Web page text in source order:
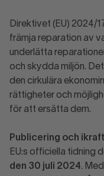
Direktivet (EU) 2024/
främja reparation av
underlätta
och skydda miljön.
den cirkulära
rättigheter och
för att ersätta dem.
Publicering och
EU:s officiella tidning
den 30 juli 2024.